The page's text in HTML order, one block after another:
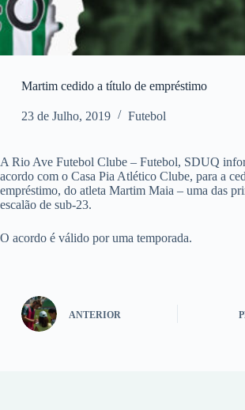
Martim cedido a título de empréstimo
23 de Julho, 2019 Futebol
A Rio Ave Futebol Clube – Futebol, SDUQ
acordo com o Casa Pia Atlético Clube, para a
empréstimo, do atleta Martim Maia – uma das
escalão de sub-23.
O acordo é válido por uma temporada.
ANTERIOR